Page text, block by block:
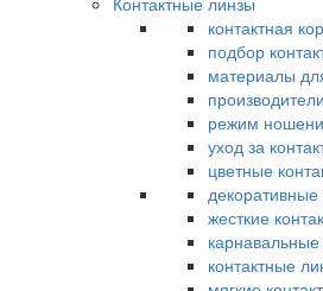
контактная
подбор
материалы
режим
уход за
цветные
жесткие
контактные